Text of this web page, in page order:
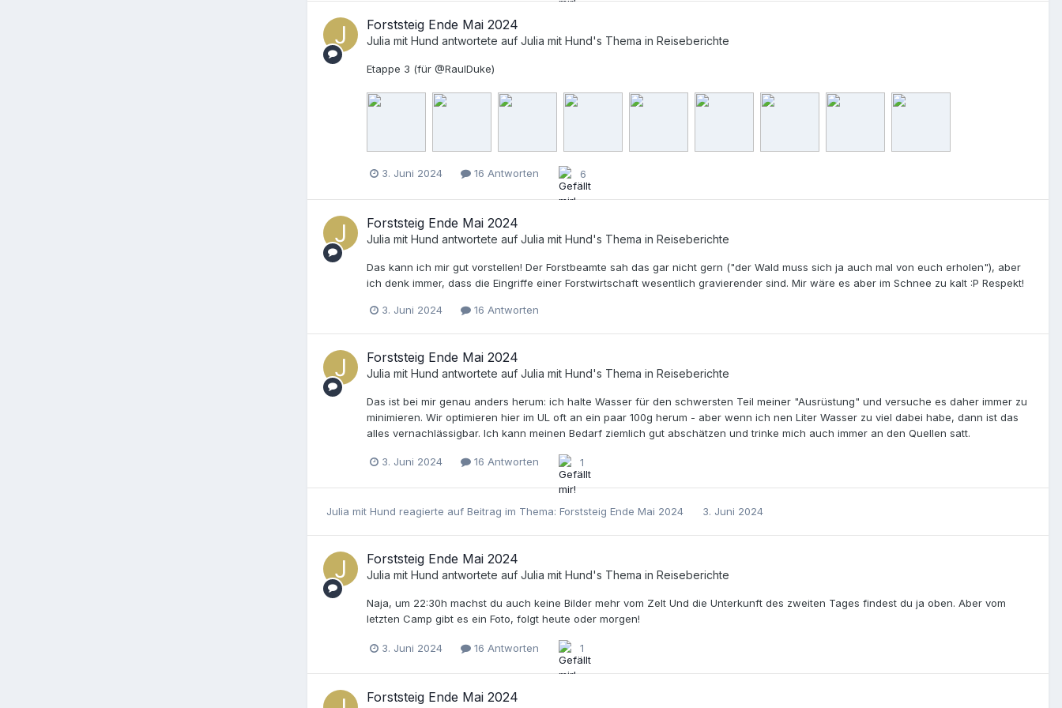
Forststeig Ende Mai 2024
Julia mit Hund antwortete auf Julia mit Hund's Thema in Reiseberichte
Etappe 3 (für @RaulDuke)
3. Juni 2024 16 Antworten 6
Forststeig Ende Mai 2024
Julia mit Hund antwortete auf Julia mit Hund's Thema in Reiseberichte
Das kann ich mir gut vorstellen! Der Forstbeamte sah das gar nicht gern ("der Wald muss sich ja auch mal von euch erholen"), aber
ich denk immer, dass die Eingriffe einer Forstwirtschaft wesentlich gravierender sind. Mir wäre es aber im Schnee zu kalt :P Respekt!
3. Juni 2024 16 Antworten
Forststeig Ende Mai 2024
Julia mit Hund antwortete auf Julia mit Hund's Thema in Reiseberichte
Das ist bei mir genau anders herum: ich halte Wasser für den schwersten Teil meiner "Ausrüstung" und versuche es daher immer zu
minimieren. Wir optimieren hier im UL oft an ein paar 100g herum - aber wenn ich nen Liter Wasser zu viel dabei habe, dann ist das
alles vernachlässigbar. Ich kann meinen Bedarf ziemlich gut abschätzen und trinke mich auch immer an den Quellen satt.
3. Juni 2024 16 Antworten 1
Julia mit Hund reagierte auf Beitrag im Thema: Forststeig Ende Mai 2024 3. Juni 2024
Forststeig Ende Mai 2024
Julia mit Hund antwortete auf Julia mit Hund's Thema in Reiseberichte
Naja, um 22:30h machst du auch keine Bilder mehr vom Zelt Und die Unterkunft des zweiten Tages findest du ja oben. Aber vom
letzten Camp gibt es ein Foto, folgt heute oder morgen!
3. Juni 2024 16 Antworten 1
Forststeig Ende Mai 2024